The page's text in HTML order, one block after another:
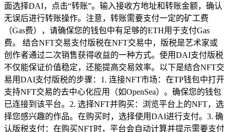
面选择DAI，点击“转账”。输入接收方地址和转账金额，确认
无误后进行转账操作。注意，转账需要支付一定的矿工费
（Gas费），请确保您的钱包中有足够的ETH用于支付Gas
费。 结合NFT交易支付版税在NFT交易中，版税是艺术家或
创作者通过二次销售获得收益的一种方式。使用DAI支付版税
不仅能保证价值稳定，还能提高交易效率。以下是结合NFT交
易用DAI支付版税的步骤：1. 连接NFT市场：在TP钱包中打开
支持NFT交易的去中心化应用（如OpenSea）。确保您的钱包
已连接到该平台。2. 选择NFT并购买：浏览平台上的NFT，选
择您感兴趣的作品。在购买时，选择使用DAI进行支付。3. 确
认版税支付：在购买NFT时，平台会自动计算并提示需要支付